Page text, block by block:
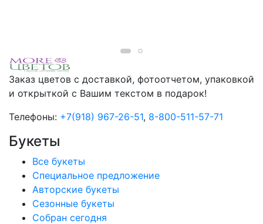
Заказ цветов с доставкой, фотоотчетом, упаковкой
и открыткой с Вашим текстом в подарок!
Телефоны: +7(918) 967-26-51, 8-800-511-57-71
Букеты
Все букеты
Cпециальное предложение
Авторские букеты
Сезонные букеты
Собран сегодня